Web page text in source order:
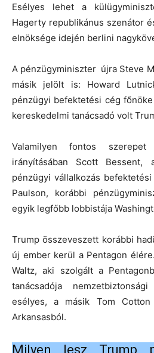
Esélyes lehet a
Hagerty republikánus szenátor
elnöksége idején berlini
A pénzügyminiszter újra Steve
másik jelölt is: Howard
pénzügyi befektetési cég
kereskedelmi tanácsadó volt
Valamilyen fontos
irányításában Scott Bessent,
pénzügyi vállalkozás
Paulson, korábbi
egyik legfőbb lobbistája
Trump összeveszett korábbi
új ember kerül a Pentagon
Waltz, aki szolgált a
tanácsadója
esélyes, a másik Tom Cotton
Arkansasból.
Milyen lesz Trump